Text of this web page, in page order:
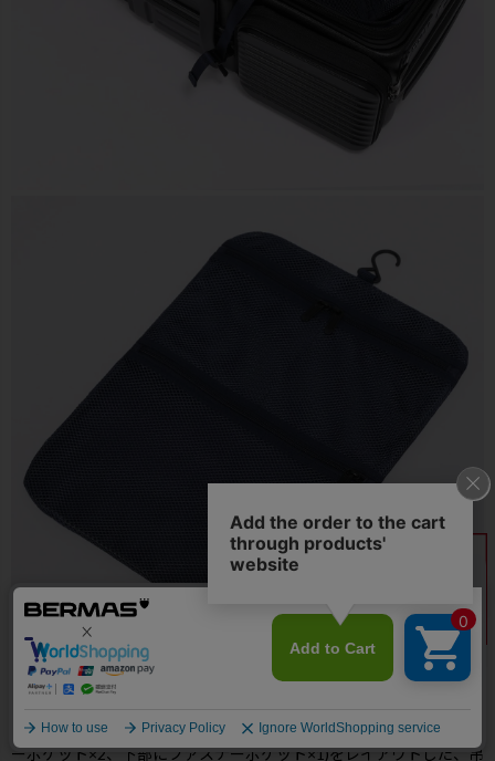
●通気性がよく視認性に優れたメッシュのポケット(上部にファスナ
ーポケット×2、下部にファスナーポケット×1)をレイアウトした、吊